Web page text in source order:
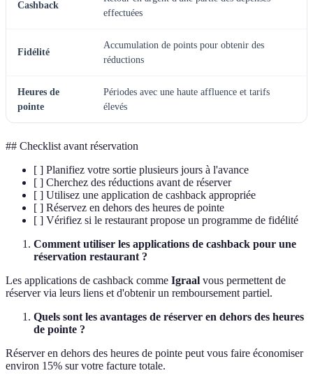
Cashback
effectuées
Fidélité
Accumulation de points pour obtenir des
réductions
Heures de
pointe
Périodes avec une haute affluence et tarifs
élevés
## Checklist avant réservation
[ ] Planifiez votre sortie plusieurs jours à l'avance
[ ] Cherchez des réductions avant de réserver
[ ] Utilisez une application de cashback appropriée
[ ] Réservez en dehors des heures de pointe
[ ] Vérifiez si le restaurant propose un programme de fidélité
Comment utiliser les applications de cashback pour une
réservation restaurant ?
Les applications de cashback comme Igraal vous permettent de
réserver via leurs liens et d'obtenir un remboursement partiel.
Quels sont les avantages de réserver en dehors des heures
de pointe ?
Réserver en dehors des heures de pointe peut vous faire économiser
environ 15% sur votre facture totale.